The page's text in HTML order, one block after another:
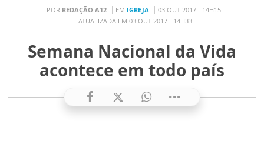
POR REDAÇÃO A12 EM IGREJA
03 OUT 2017 - 14H15
ATUALIZADA EM 03 OUT 2017 - 14H33
Semana Nacional da Vida
acontece em todo país